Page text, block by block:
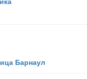
Барнаул